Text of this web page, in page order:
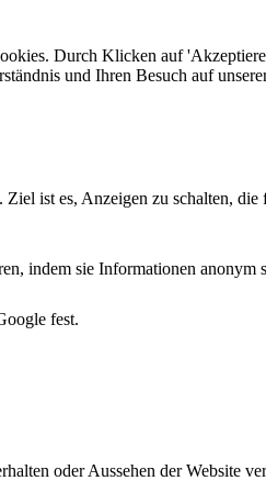
Durch Klicken auf
und Ihren Besuch auf
ist es, Anzeigen zu schalten,
indem sie Informationen anonym
fest.
oder Aussehen der Website